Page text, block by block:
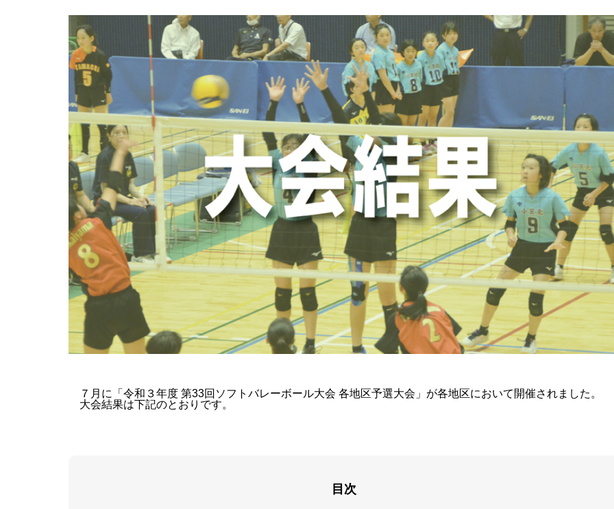
７月に「令和３年度 第33回ソフトバレーボール大会 各地区予選大会」が各地区において開催されました。
大会結果は下記のとおりです。
目次